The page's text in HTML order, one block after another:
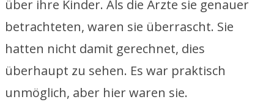
über ihre Kinder. Als die Ärzte sie genauer
betrachteten, waren sie überrascht. Sie
hatten nicht damit gerechnet, dies
überhaupt zu sehen. Es war praktisch
unmöglich, aber hier waren sie.